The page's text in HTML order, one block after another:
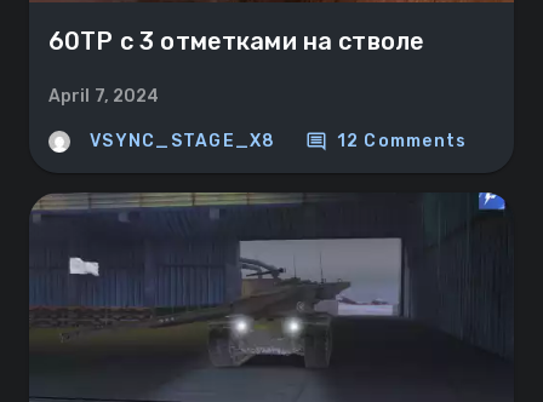
60TP с 3 отметками на стволе
April 7, 2024
VSYNC_STAGE_X8 comment 12 Comments